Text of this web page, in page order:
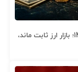
طلا و سکه جمعه 16 مرداد 1405؛ بازار ارز ثابت ماند،